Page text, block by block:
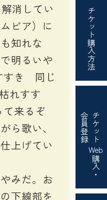
チケット
購入方法
チケット
Web
購入・
会員登録
消してい
ビア）に
知れな
明るいや
すき 同じ
れすす
来るぞ
歌い、
上げてい
みだ。お
下線部を